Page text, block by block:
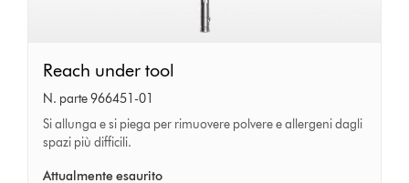
Reach
under
tool
Reach under tool
N. parte 966451-01
Si allunga e si piega per rimuovere polvere e allergeni dagli
spazi più difficili.
Attualmente esaurito